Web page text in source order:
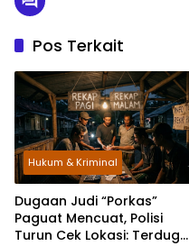
Pos Terkait
Hukum & Kriminal
Dugaan Judi “Porkas”
Paguat Mencuat, Polisi
Turun Cek Lokasi: Terduga